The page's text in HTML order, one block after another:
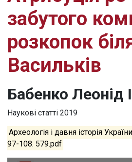
забутого
розкопок
Васильків
Бабенко Леонід
Наукові статті 2019
Археологія і давня історія
97-108. 579.pdf